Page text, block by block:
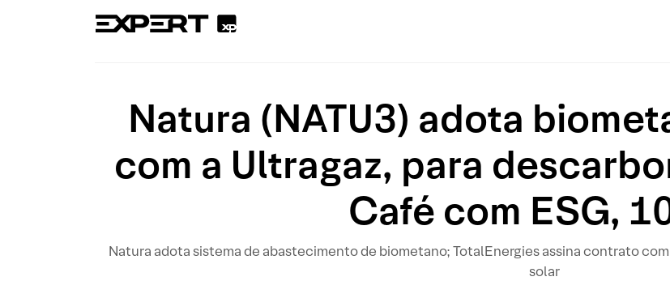
Natura (NATU3) adota
com a Ultragaz, para
Café com ESG,
Natura adota sistema de abastecimento de biometano; TotalEnergies assina contrato
solar